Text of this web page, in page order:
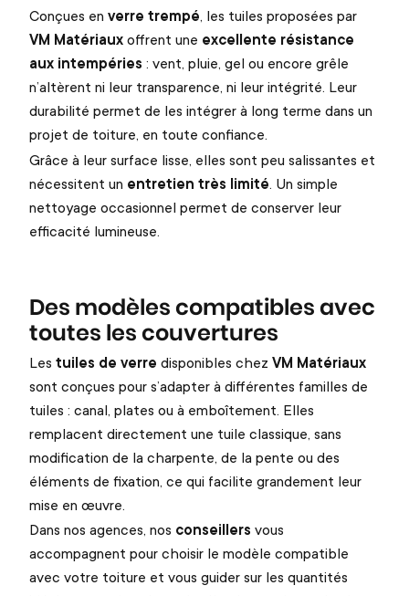
Conçues en verre trempé, les tuiles proposées par
VM Matériauxoffrent une excellente résistance
aux intempéries : vent, pluie, gel ou encore grêle
n’altèrent ni leur transparence, ni leur intégrité. Leur
durabilité permet de les intégrer à long terme dans un
projet de toiture, en toute confiance.
Grâce à leur surface lisse, elles sont peu salissantes et
nécessitent un entretien très limité. Un simple
nettoyage occasionnel permet de conserver leur
efficacité lumineuse.
Des modèles compatibles avec
toutes les couvertures
Les tuiles de verre disponibles chez VM Matériaux
sont conçues pour s’adapter à différentes familles de
tuiles : canal, plates ou à emboîtement. Elles
remplacent directement une tuile classique, sans
modification de la charpente, de la pente ou des
éléments de fixation, ce qui facilite grandement leur
mise en œuvre.
Dans nos agences, nos conseillers vous
accompagnent pour choisir le modèle compatible
avec votre toiture et vous guider sur les quantités